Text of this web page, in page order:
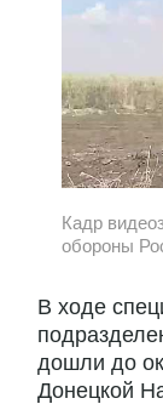
Кадр
обороны
В ходе
дошли до
Донецкой